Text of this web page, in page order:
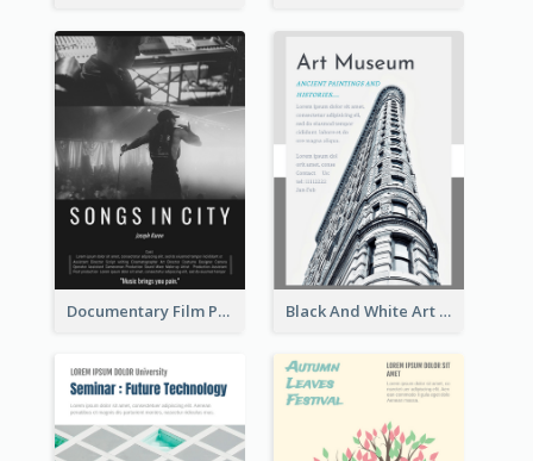
Documentary Film Playing Flyer Black And White Art Museum Visit Flyer